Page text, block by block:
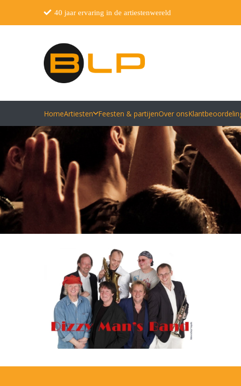
40 jaar ervaring in de artiestenwereld
HomeArtiesten Feesten & partijenOver ons